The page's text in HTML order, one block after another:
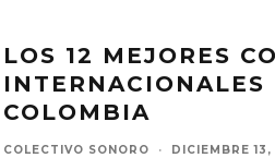
LOS 12 MEJORES
INTERNACIONALES
COLOMBIA
COLECTIVO SONORO · DICIEMBRE 13,